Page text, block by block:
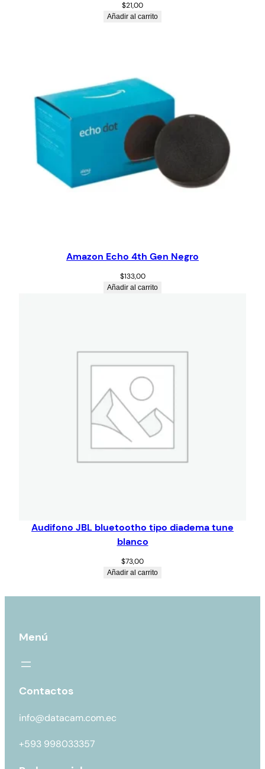
$21,00
Añadir al carrito
Amazon Echo 4th Gen Negro
$133,00
Añadir al carrito
Audifono JBL bluetootho tipo diadema tune
blanco
$73,00
Añadir al carrito
Menú
Contactos
info@datacam.com.ec
+593 998033357